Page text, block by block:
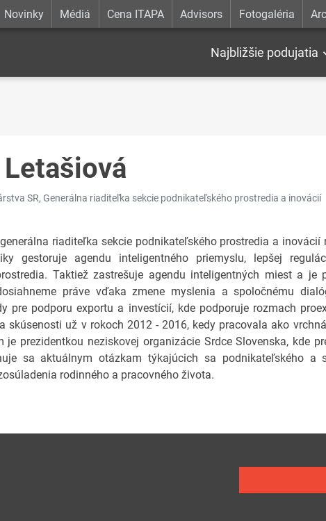
Novinky Médiá Cena ITAPA Advisors Fotogaléria
Najbližšie podujatia
SR, Generálna riaditeľka sekcie podnikateľského prostredia a inovácií
riaditeľka sekcie podnikateľského prostredia a
gestoruje agendu inteligentného priemyslu, lepšej
Taktiež zastrešuje agendu inteligentných miest a je
práve vďaka zmene myslenia a spoločnému
pre podporu exportu a investícií, kde podporuje rozmach
skúsenosti už v rokoch 2012 - 2016, kedy pracovala ako
je prezidentkou neziskovej organizácie Srdce Slovenska, kde
sa aktuálnym otázkam týkajúcich sa podnikateľského a
rodinného a pracovného života.